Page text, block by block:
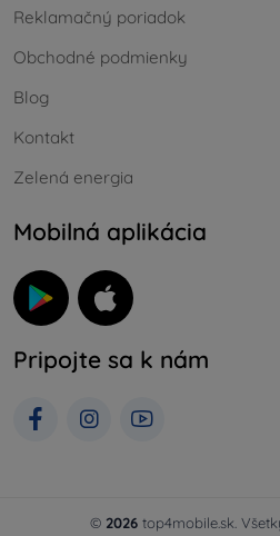
Reklamačný poriadok
Obchodné podmienky
Blog
Kontakt
Zelená energia
Mobilná aplikácia
Pripojte sa k nám
© 2026 top4mobile.sk.